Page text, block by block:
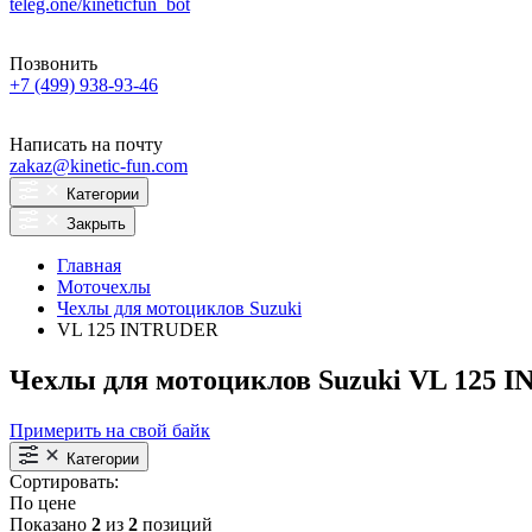
teleg.one/kineticfun_bot
Позвонить
+7 (499) 938-93-46
Написать на почту
zakaz@kinetic-fun.com
Категории
Закрыть
Главная
Моточехлы
Чехлы для мотоциклов Suzuki
VL 125 INTRUDER
Чехлы для мотоциклов Suzuki VL 125
Примерить на свой байк
Категории
Сортировать:
По цене
Показано 2 из 2 позиций